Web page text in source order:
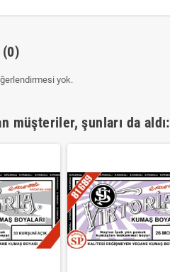
(0)
yok.
müşteriler, şunları da aldı: